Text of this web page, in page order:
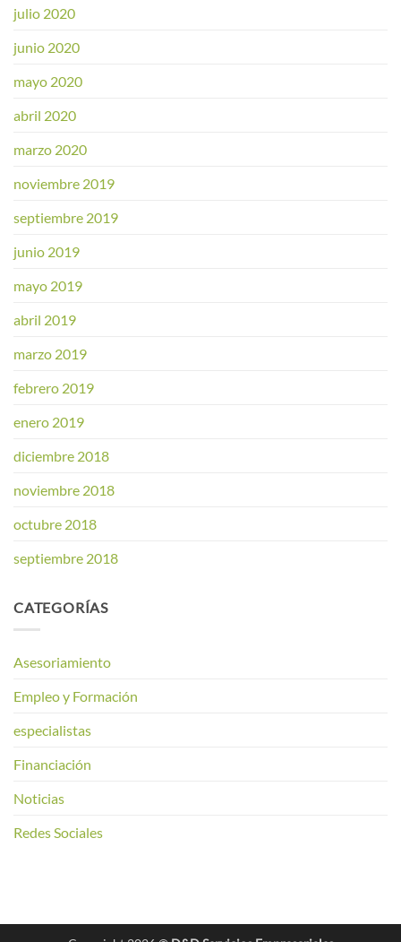
julio 2020
junio 2020
mayo 2020
abril 2020
marzo 2020
noviembre 2019
septiembre 2019
junio 2019
mayo 2019
abril 2019
marzo 2019
febrero 2019
enero 2019
diciembre 2018
noviembre 2018
octubre 2018
septiembre 2018
CATEGORÍAS
Asesoriamiento
Empleo y Formación
especialistas
Financiación
Noticias
Redes Sociales